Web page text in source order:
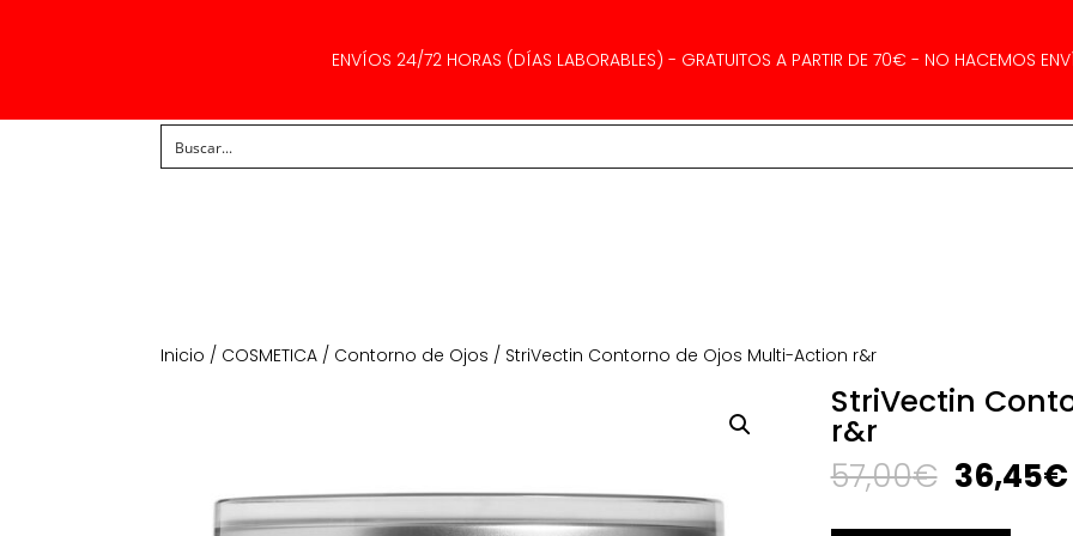
ENVÍOS 24/72 HORAS (DÍAS LABORABLES) - GRATUITOS A PARTIR DE 70€ - NO HACEMOS
Inicio / COSMETICA / Contorno de Ojos / StriVectin Contorno de Ojos Multi-Action r&r
StriVectin
r&r
57,00€ El
precio
36,45€El